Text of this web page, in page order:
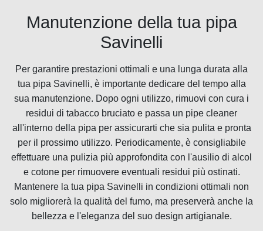
Manutenzione della tua pipa
Savinelli
Per garantire prestazioni ottimali e una lunga durata alla
tua pipa Savinelli, è importante dedicare del tempo alla
sua manutenzione. Dopo ogni utilizzo, rimuovi con cura i
residui di tabacco bruciato e passa un pipe cleaner
all'interno della pipa per assicurarti che sia pulita e pronta
per il prossimo utilizzo. Periodicamente, è consigliabile
effettuare una pulizia più approfondita con l'ausilio di alcol
e cotone per rimuovere eventuali residui più ostinati.
Mantenere la tua pipa Savinelli in condizioni ottimali non
solo migliorerà la qualità del fumo, ma preserverà anche la
bellezza e l'eleganza del suo design artigianale.